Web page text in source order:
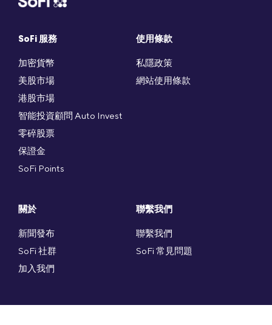
SoFi 服務
加密貨幣
美股市場
港股市場
智能投資顧問 Auto Invest
零碎股票
保證金
SoFi Points
使用條款
私隱政策
網站使用條款
關於
新聞發布
SoFi 社群
加入我們
聯繫我們
聯繫我們
SoFi 常見問題